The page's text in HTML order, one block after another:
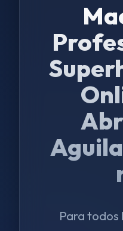
Para